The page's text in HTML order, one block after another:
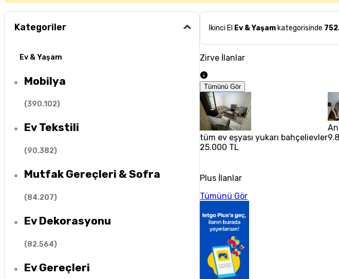
Kategoriler
Ev & Yaşam
Mobilya
(390.102)
Ev Tekstili
(90.382)
Mutfak Gereçleri & Sofra
(84.207)
Ev Dekorasyonu
(82.564)
Ev Gereçleri
İkinci El Ev & Yaşam kategorisinde
Zirve İlanlar
Tümünü Gör
tüm ev eşyası yukarı bahçelievler
25.000 TL
Plus İlanlar
Tümünü Gör